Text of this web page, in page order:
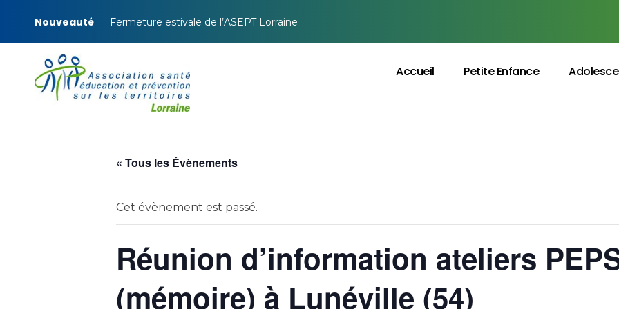
Nouveauté Fermeture estivale de l’ASEPT Lorraine
Accueil Petite Enfance
« Tous les Évènements
Cet évènement est passé.
Réunion d’information ateliers
(mémoire) à Lunéville (54)